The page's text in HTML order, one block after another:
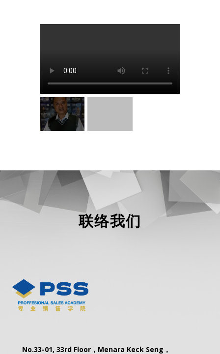
联络我们
No.33-01, 33rd Floor，Menara Keck Seng，